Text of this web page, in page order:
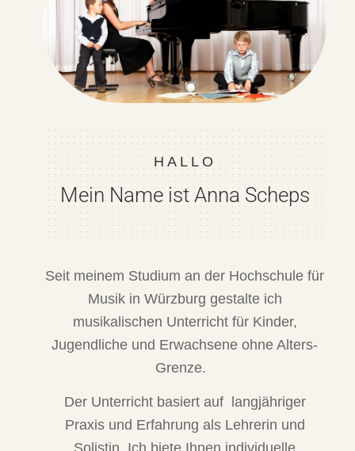
HALLO
Mein Name ist Anna Scheps
Seit meinem Studium an der Hochschule für
Musik in Würzburg gestalte ich
musikalischen Unterricht für Kinder,
Jugendliche und Erwachsene ohne Alters-
Grenze.
Der Unterricht basiert auf
angjähriger
Praxis und Erfahrung als Lehrerin und